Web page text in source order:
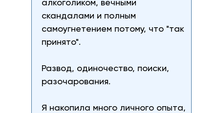
алкоголиком, вечными
скандалами и полным
самоугнетением потому, что "так
принято".
Развод, одиночество, поиски,
разочарования.
Я накопила много личного опыта,